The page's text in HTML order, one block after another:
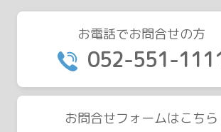
お電話でお問合せの方
052-551-
お問合せフォームはこちら